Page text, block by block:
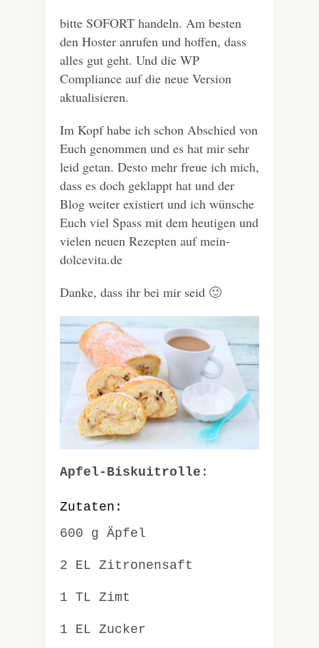
bitte SOFORT handeln. Am besten
den Hoster anrufen und hoffen, dass
alles gut geht. Und die WP
Compliance auf die neue Version
aktualisieren.
Im Kopf habe ich schon Abschied von
Euch genommen und es hat mir sehr
leid getan. Desto mehr freue ich mich,
dass es doch geklappt hat und der
Blog weiter existiert und ich wünsche
Euch viel Spass mit dem heutigen und
vielen neuen Rezepten auf mein-
dolcevita.de
Danke, dass ihr bei mir seid 🙂
Apfel-Biskuitrolle :
Zutaten:
600 g Äpfel
2 EL Zitronensaft
1 TL Zimt
1 EL Zucker